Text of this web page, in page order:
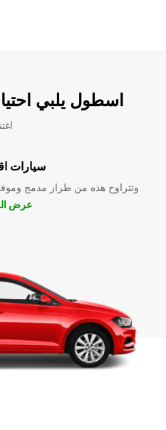
اسطول يلبي
سيارات
وتتراوح هذه من طراز مدمج
عرض